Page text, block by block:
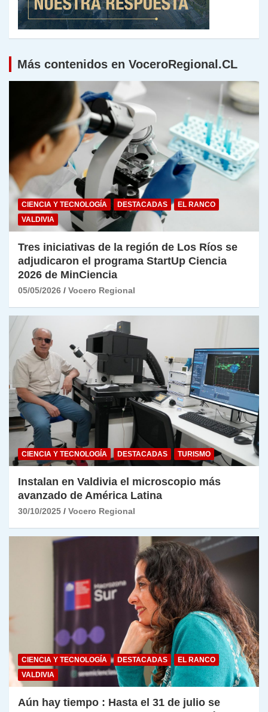
Más contenidos en VoceroRegional.CL
CIENCIA Y TECNOLOGÍA DESTACADAS
EL RANCO
VALDIVIA
Tres iniciativas de la región de Los Ríos se
adjudicaron el programa StartUp Ciencia
2026 de MinCiencia
05/05/2026 Vocero Regional
CIENCIA Y TECNOLOGÍA DESTACADAS TURISMO
Instalan en Valdivia el microscopio más
avanzado de América Latina
30/10/2025 Vocero Regional
CIENCIA Y TECNOLOGÍA DESTACADAS
EL RANCO
VALDIVIA
Aún hay tiempo : Hasta el 31 de julio se